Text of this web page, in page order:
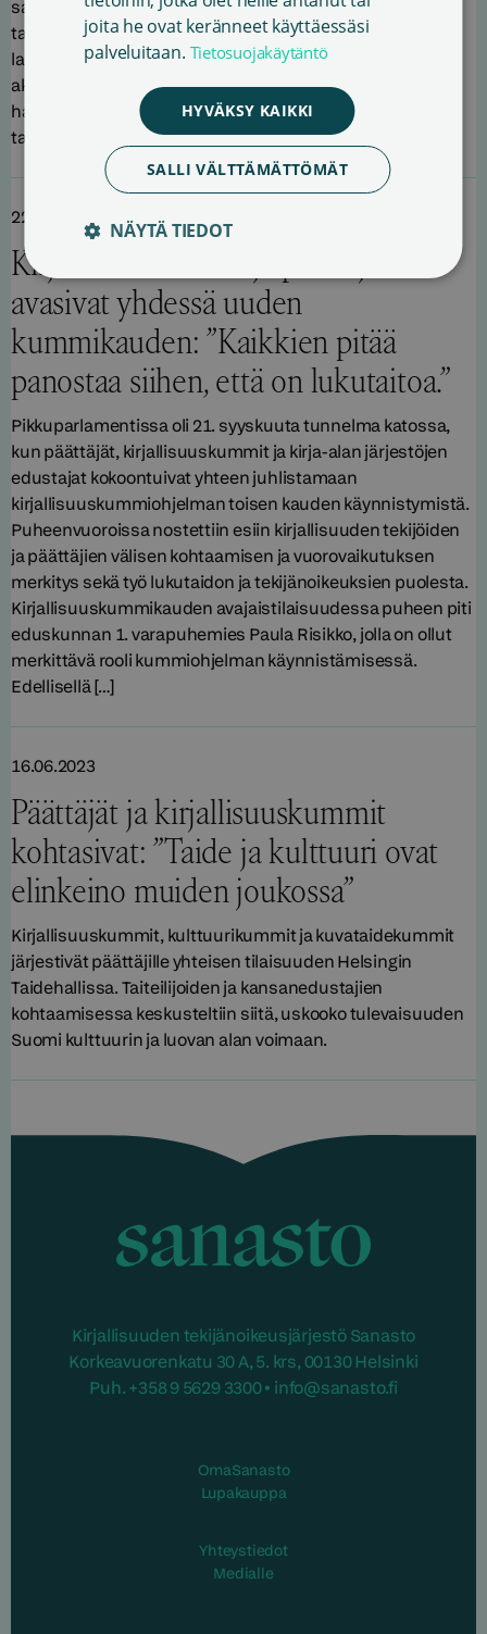
saamiseksi eteni eri vaiheissa. Sanaston pitkäaikaisena
tavoitteena on ollut saada e-kirjat ja e-äänikirjat
lainauskorvauksen piiriin. Aiheeseen liittyen käytiin
aktiivista keskustelua päättäjien kanssa jo edellisen
hallituskauden aikana. Kirjallisuuskummiohjelman avulla
tavoitettiin runsaasti päättäjiä […]
22.09.2023
Kirjallisuuskummit ja päättäjät
avasivat yhdessä uuden
kummikauden: ”Kaikkien pitää
panostaa siihen, että on lukutaitoa.”
Pikkuparlamentissa oli 21. syyskuuta tunnelma katossa,
kun päättäjät, kirjallisuuskummit ja kirja-alan järjestöjen
edustajat kokoontuivat yhteen juhlistamaan
kirjallisuuskummiohjelman toisen kauden käynnistymistä.
Puheenvuoroissa nostettiin esiin kirjallisuuden tekijöiden
ja päättäjien välisen kohtaamisen ja vuorovaikutuksen
merkitys sekä työ lukutaidon ja tekijänoikeuksien puolesta.
Kirjallisuuskummikauden avajaistilaisuudessa puheen piti
eduskunnan 1. varapuhemies Paula Risikko, jolla on ollut
merkittävä rooli kummiohjelman käynnistämisessä.
Edellisellä […]
16.06.2023
Päättäjät ja kirjallisuuskummit
kohtasivat: ”Taide ja kulttuuri ovat
elinkeino muiden joukossa”
Kirjallisuuskummit, kulttuurikummit ja kuvataidekummit
järjestivät päättäjille yhteisen tilaisuuden Helsingin
Taidehallissa. Taiteilijoiden ja kansanedustajien
kohtaamisessa keskusteltiin siitä, uskooko tulevaisuuden
Suomi kulttuurin ja luovan alan voimaan.
Kirjallisuuden tekijänoikeusjärjestö Sanasto
Korkeavuorenkatu 30 A, 5. krs, 00130 Helsinki
Puh. +358 9 5629 3300 • info@sanasto.fi
OmaSanasto
Lupakauppa
Yhteystiedot
Medialle
joita he ovat keränneet käyttäessäsi
palveluitaan. Tietosuojakäytäntö
HYVÄKSY KAIKKI
SALLI VÄLTTÄMÄTTÖMÄT
NÄYTÄ TIEDOT